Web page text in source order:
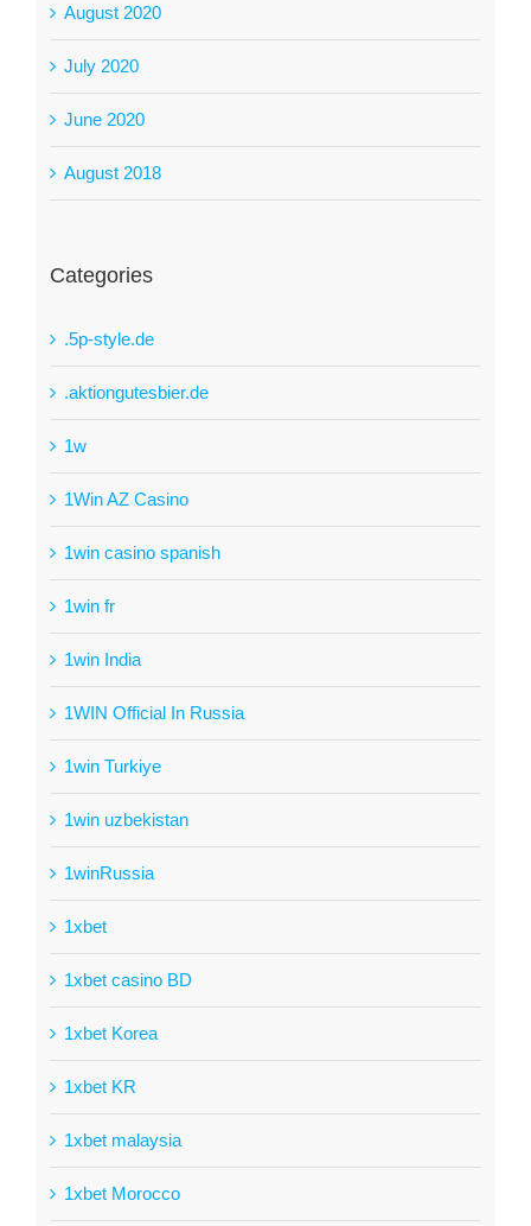
August 2020
July 2020
June 2020
August 2018
Categories
.5p-style.de
.aktiongutesbier.de
1w
1Win AZ Casino
1win casino spanish
1win fr
1win India
1WIN Official In Russia
1win Turkiye
1win uzbekistan
1winRussia
1xbet
1xbet casino BD
1xbet Korea
1xbet KR
1xbet malaysia
1xbet Morocco